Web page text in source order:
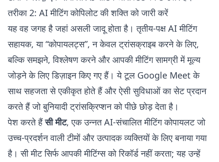
तरीका 2: AI मीटिंग कोपिलोट की शक्ति को जारी करें
यह वह जगह है जहां असली जादू होता है। तृतीय-पक्ष AI मीटिंग
सहायक, या “कोपायलट्स”, न केवल ट्रांसक्राइब करने के लिए,
बल्कि समझने, विश्लेषण करने और आपकी मीटिंग सामग्री में मूल्य
जोड़ने के लिए डिज़ाइन किए गए हैं। ये टूल Google Meet के
साथ सहजता से एकीकृत होते हैं और ऐसी सुविधाओं का सेट प्रदान
करते हैं जो बुनियादी ट्रांसक्रिप्शन को पीछे छोड़ देता है।
पेश करते हैंसी मीट, एक उन्नत AI-संचालित मीटिंग कोपायलट जो
उच्च-प्रदर्शन वाली टीमों और उत्पादक व्यक्तियों के लिए बनाया गया
है। सी मीट सिर्फ आपकी मीटिंग्स को रिकॉर्ड नहीं करता; यह उन्हें